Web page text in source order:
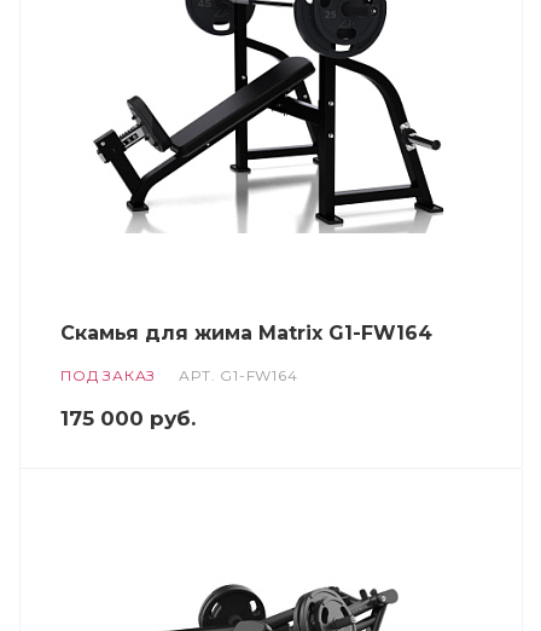
Cкамья для жима Matrix G1-FW164
ПОД ЗАКАЗ АРТ. G1-FW164
175 000 руб.